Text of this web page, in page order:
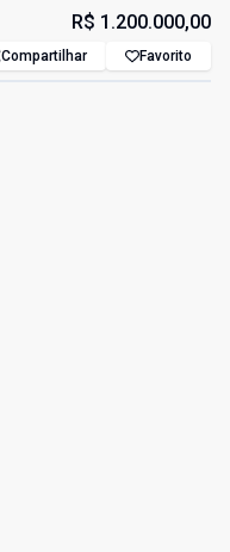
R$ 1.200.000,00
Compartilhar Favorito